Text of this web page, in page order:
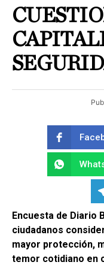
Encuesta de Diario
ciudadanos
mayor protección,
temor cotidiano en